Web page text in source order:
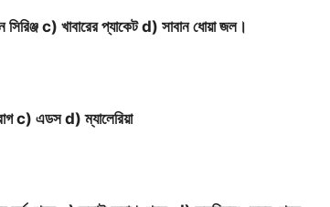
c) খাবারের প্যাকেট d) সাবান ধোয়া জল।
c) এডস d) ম্যালেরিয়া